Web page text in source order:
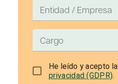
He leído y acepto la
privacidad (GDPR).